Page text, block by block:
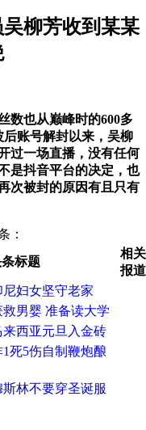
柳芳收到某某
也从巅峰时的600多
账号解封以来，吴柳
过一场直播，没有任何
是抖音平台的决定，也
次被封的原因有且只有
：
标题
相关
报道
妇女坚守老家
男婴 准备读大学
西亚元旦入金砖
死5伤自制鞭炮酿
林不要穿圣诞服